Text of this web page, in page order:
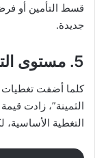
قسط التأمين أو
جديدة.
5. مستوى التغطية
كلما أضفت تغطيات
الثمينة”، زادت
التغطية الأساسية،